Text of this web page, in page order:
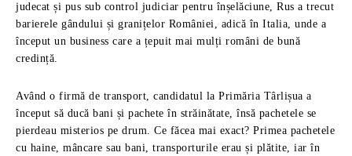
judecat și pus sub control judiciar pentru înșelăciune, Rus a trecut
barierele gândului și granițelor României, adică în Italia, unde a
început un business care a țepuit mai mulți români de bună
credință.
Având o firmă de transport, candidatul la Primăria Târlișua a
început să ducă bani și pachete în străinătate, însă pachetele se
pierdeau misterios pe drum. Ce făcea mai exact? Primea pachetele
cu haine, mâncare sau bani, transporturile erau și plătite, iar în